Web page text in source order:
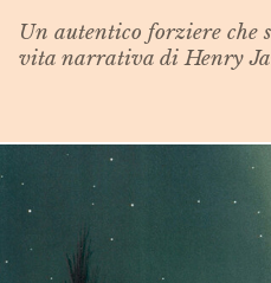
Un autentico forziere che
vita narrativa di Henry